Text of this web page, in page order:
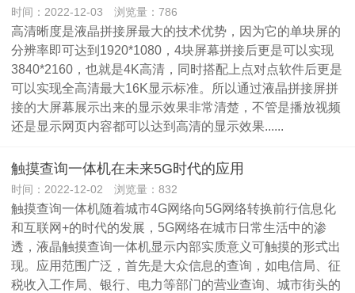
时间：2022-12-03 浏览量：786
高清晰度是液晶拼接屏最大的技术优势，因为它的单块屏的
分辨率即可达到1920*1080，4块屏幕拼接后更是可以实现
3840*2160，也就是4K高清，同时搭配上点对点软件后更是
可以实现全高清最大16K显示标准。所以通过液晶拼接屏拼
接的大屏幕展示出来的显示效果非常清楚，不管是播放视频
还是显示网页内容都可以达到高清的显示效果......
触摸查询一体机在未来5G时代的应用
时间：2022-12-02 浏览量：832
触摸查询一体机随着城市4G网络向5G网络转换前行信息化
和互联网+的时代的发展，5G网络在城市日常生活中的渗
透，液晶触摸查询一体机显示内部实质意义可触摸的形式出
现。应用范围广泛，首先是大众信息的查询，如电信局、征
税收入工作局、银行、电力等部门的营业查询、城市街头的